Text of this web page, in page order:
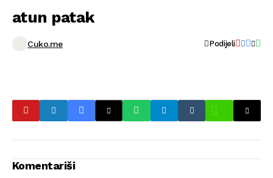
atun patak
Cuko.me Podijeli
Komentariši